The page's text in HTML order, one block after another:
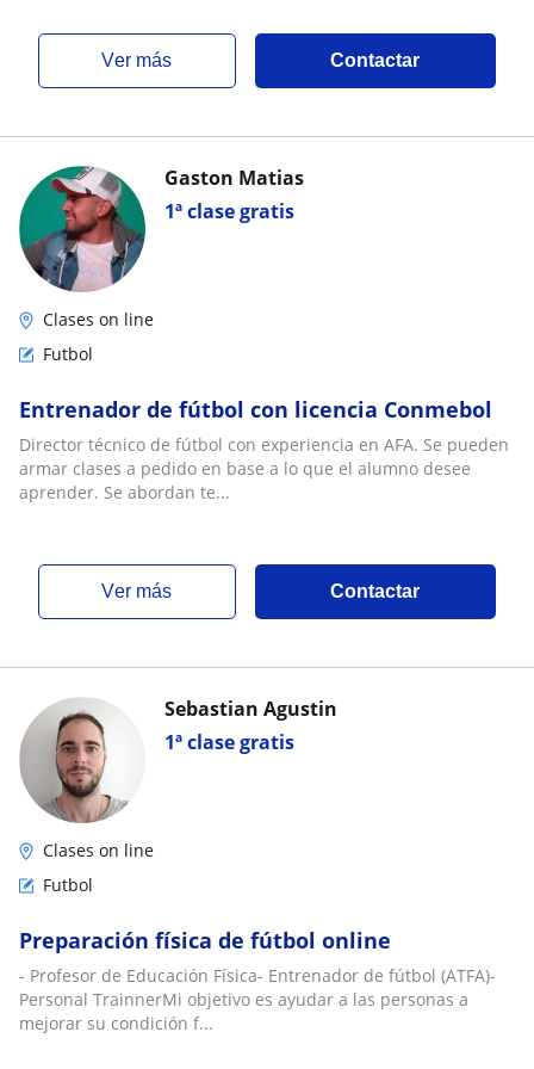
ver más Contactar
1ª clase gratis
Gaston Matias
Clases on line
Futbol
Entrenador de fútbol con licencia Conmebol
Director técnico de fútbol con experiencia en AFA. Se pueden
armar clases a pedido en base a lo que el alumno desee
aprender. Se abordan te...
ver más Contactar
1ª clase gratis
Sebastian Agustin
Clases on line
Futbol
Preparación física de fútbol online
- Profesor de Educación Física- Entrenador de fútbol (ATFA)-
Personal TrainnerMi objetivo es ayudar a las personas a
mejorar su condición f...